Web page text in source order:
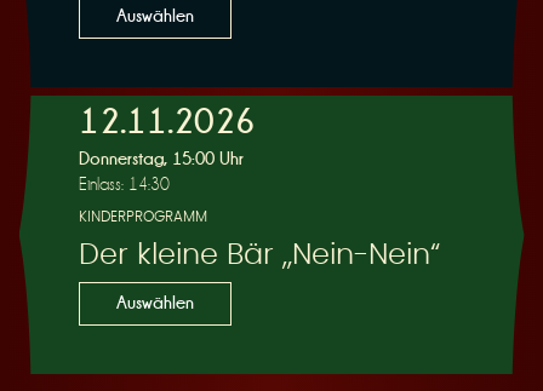
Auswählen
12.11.2026
Donnerstag, 15:00 Uhr
Einlass: 14:30
KINDERPROGRAMM
Der kleine Bär „Nein-Nein“
Auswählen